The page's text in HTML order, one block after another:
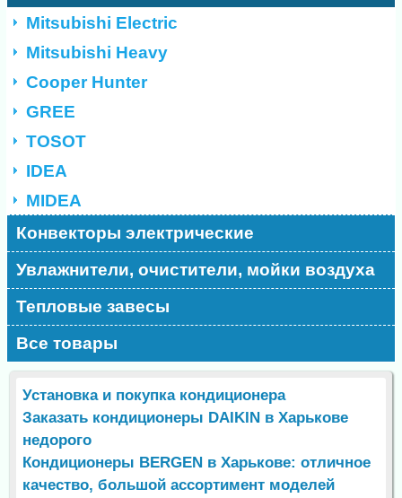
Mitsubishi Electric
Mitsubishi Heavy
Cooper Hunter
GREE
TOSOT
IDEA
MIDEA
Конвекторы электрические
Увлажнители, очистители, мойки воздуха
Тепловые завесы
Все товары
Установка и покупка кондиционера
Заказать кондиционеры DAIKIN в Харькове
недорого
Кондиционеры BERGEN в Харькове: отличное
качество, большой ассортимент моделей